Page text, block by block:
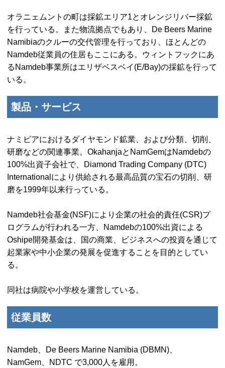
オラニェムントの町は採鉱エリア1とオレンジリバー採鉱
を行っている。また物流拠点でもあり、
De Beers Marine
Namibiaのクルーの交代管理を行っており、ほとんどの
Namdeb従業員の住居もここにある。ウィントフックにあ
る Namdeb事業所はエリザベスベイ(E/Bay)の採鉱を行って
いる。
製品・サービス
ナミビアにおけるダイヤモンド鉱業、および分類、切削、
研磨などの関連事業。 Okahanjaと NamGemはNamdebの
100%出資子会社で、
Diamond Trading Company (DTC)
International により供給される最高品質の宝石の切削、研
磨を1999年以来行っている。
Namdeb社会基金(NSF)により企業の社会的責任(CSR)プ
ログラムが行われる一方、
Namdebの100%出資による
Oshipe開発基金は、国の商業、ビジネスへの投資を通じて
起業家や中小企業の発展を促進することを目的としてい
る。
同社は病院や小学校を運営している。
従業員数
Namdeb、De Beers Marine Namibia (DBMN)、
NamGem、NDTC で3,000人を雇用。